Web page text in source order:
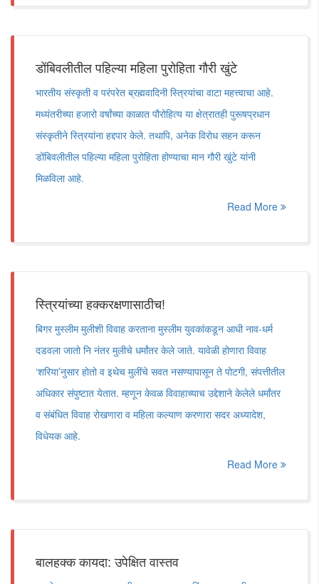
डोंबिवलीतील पहिल्या महिला पुरोहिता गौरी खुंटे
भारतीय संस्कृती व परंपरेत ब्रह्मवादिनी स्त्रियांचा वाटा महत्त्वाचा आहे.
मध्यंतरीच्या हजारो वर्षांच्या काळात पौरोहित्य या क्षेत्रातही पुरूषप्रधान
संस्कृतीने स्त्रियांना हद्दपार केले. तथापि, अनेक विरोध सहन करून
डोंबिवलीतील पहिल्या महिला पुरोहिता होण्याचा मान गौरी खुंटे यांनी
मिळविला आहे.
Read More
स्त्रियांच्या हक्करक्षणासाठीच!
बिगर मुस्लीम मुलीशी विवाह करताना मुस्लीम युवकांकडून आधी नाव-धर्म
दडवला जातो नि नंतर मुलीचे धर्मांतर केले जाते. यावेळी होणारा विवाह
‘शरिया’नुसार होतो व इथेच मुलींचे सवत नसण्यापासून ते पोटगी, संपत्तीतील
अधिकार संपुष्टात येतात. म्हणून केवळ विवाहाच्याच उद्देशाने केलेले धर्मांतर
व संबंधित विवाह रोखणारा व महिला कल्याण करणारा सदर अध्यादेश,
विधेयक आहे.
Read More
बालहक्क कायदा: उपेक्षित वास्तव